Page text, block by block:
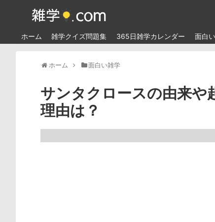
ホーム 雑学クイズ問題集 365日雑学カレンダー 面白
ホーム 面白い雑学
サンタクロースの由来や
理由は？